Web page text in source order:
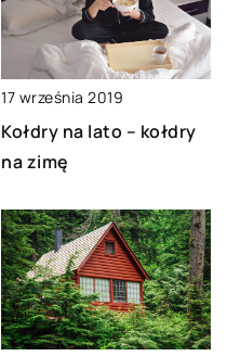
17 września 2019
Kołdry na lato – kołdry
na zimę